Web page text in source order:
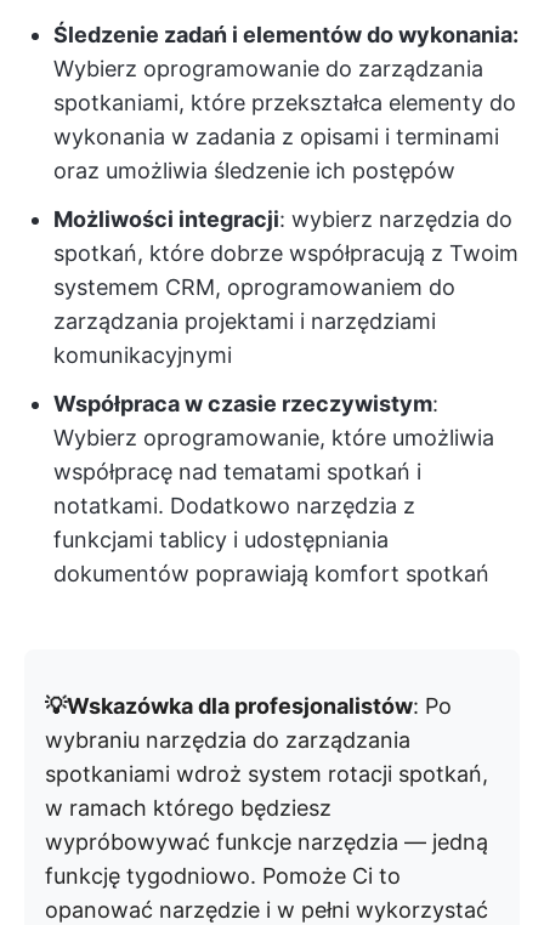
Śledzenie zadań i elementów do wykonania:
Wybierz oprogramowanie do zarządzania
spotkaniami, które przekształca elementy do
wykonania w zadania z opisami i terminami
oraz umożliwia śledzenie ich postępów
Możliwości integracji: wybierz narzędzia do
spotkań, które dobrze współpracują z Twoim
systemem CRM, oprogramowaniem do
zarządzania projektami i narzędziami
komunikacyjnymi
Współpraca w czasie rzeczywistym:
Wybierz oprogramowanie, które umożliwia
współpracę nad tematami spotkań i
notatkami. Dodatkowo narzędzia z
funkcjami tablicy i udostępniania
dokumentów poprawiają komfort spotkań
💡Wskazówka dla profesjonalistów: Po
wybraniu narzędzia do zarządzania
spotkaniami wdroż system rotacji spotkań,
w ramach którego będziesz
wypróbowywać funkcje narzędzia — jedną
funkcję tygodniowo. Pomoże Ci to
opanować narzędzie i w pełni wykorzystać